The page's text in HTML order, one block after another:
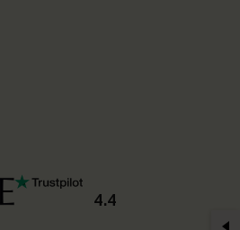
4.4